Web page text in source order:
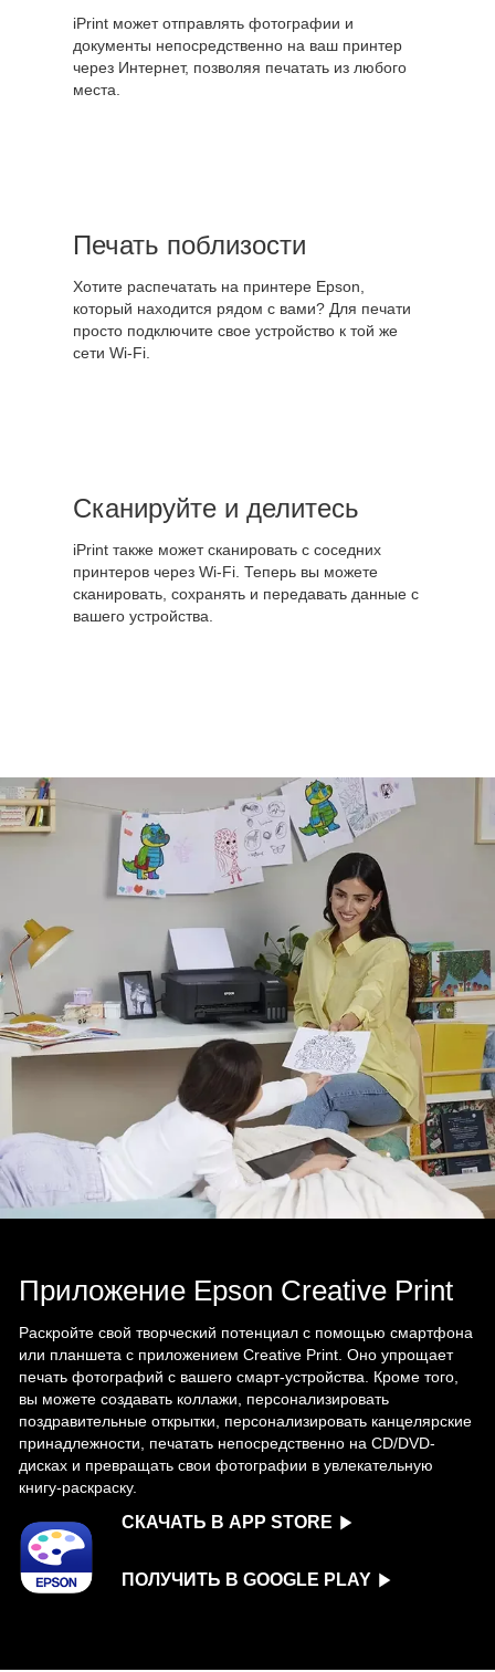
iPrint может отправлять фотографии и
документы непосредственно на ваш принтер
через Интернет, позволяя печатать из любого
места.
Печать поблизости
Хотите распечатать на принтере Epson,
который находится рядом с вами? Для печати
просто подключите свое устройство к той же
сети Wi-Fi.
Сканируйте и делитесь
iPrint также может сканировать с соседних
принтеров через Wi-Fi. Теперь вы можете
сканировать, сохранять и передавать данные с
вашего устройства.
Приложение Epson Creative Print
Раскройте свой творческий потенциал с помощью смартфона
или планшета с приложением Creative Print. Оно упрощает
печать фотографий с вашего смарт-устройства. Кроме того,
вы можете создавать коллажи, персонализировать
поздравительные открытки, персонализировать канцелярские
принадлежности, печатать непосредственно на CD/DVD-
дисках и превращать свои фотографии в увлекательную
книгу-раскраску.
СКАЧАТЬ В APP STORE
ПОЛУЧИТЬ В GOOGLE PLAY